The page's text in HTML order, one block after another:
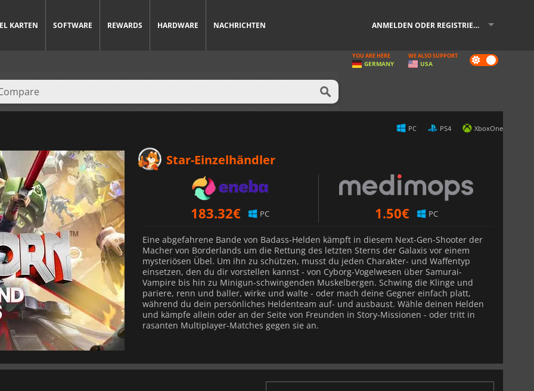
KARTEN SOFTWARE REWARDS HARDWARE NACHRICHTEN ANMELDEN ODER REGISTRIEREN
Dark
mode
YOU ARE HERE
GERMANY
WE ALSO SUPPORT
USA
PC PS4 XboxOne
Star-Einzelhändler
183.32€ PC 1.50€ PC
Eine abgefahrene Bande von Badass-Helden kämpft in diesem Next-Gen-Shooter der
Macher von Borderlands um die Rettung des letzten Sterns der Galaxis vor einem
mysteriösen Übel. Um ihn zu schützen, musst du jeden Charakter- und Waffentyp
einsetzen, den du dir vorstellen kannst - von Cyborg-Vogelwesen über Samurai-
Vampire bis hin zu Minigun-schwingenden Muskelbergen. Schwing die Klinge und
pariere, renn und baller, wirke und walte - oder mach deine Gegner einfach platt,
während du dein persönliches Heldenteam auf- und ausbaust. Wähle deinen Helden
und kämpfe allein oder an der Seite von Freunden in Story-Missionen - oder tritt in
rasanten Multiplayer-Matches gegen sie an.